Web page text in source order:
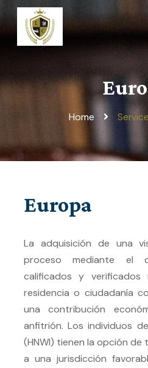
Home
Europa
La adquisición de una
proceso mediante el
calificados y verificados
residencia o ciudadanía
una contribución
anfitrión. Los individuos
(HNWI) tienen la opción de
a una jurisdicción